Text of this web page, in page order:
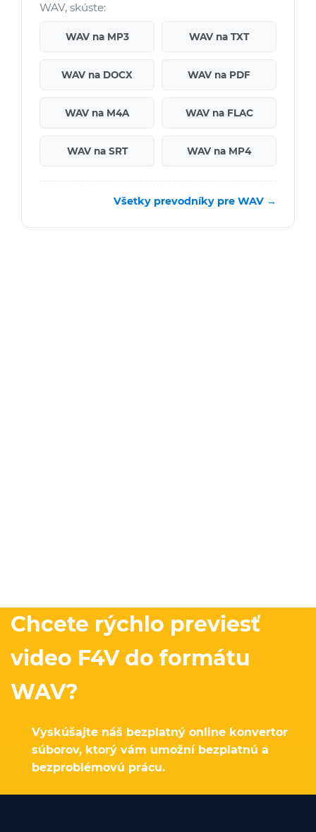
WAV, skúste:
WAV na MP3 WAV na TXT
WAV na DOCX WAV na PDF
WAV na M4A WAV na FLAC
WAV na SRT WAV na MP4
Všetky prevodníky pre WAV →
Chcete rýchlo previesť
video F4V do formátu
WAV?
Vyskúšajte náš bezplatný online konvertor
súborov, ktorý vám umožní bezplatnú a
bezproblémovú prácu.